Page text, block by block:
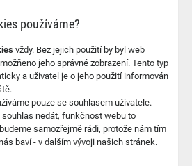
používáme?
vždy. Bez jejich použití by byl web
jeho správné zobrazení. Tento typ
a uživatel je o jeho použití informován
pouze se souhlasem uživatele.
souhlas nedát, funkčnost webu to
samozřejmě rádi, protože nám tím
baví - v dalším vývoji našich stránek.